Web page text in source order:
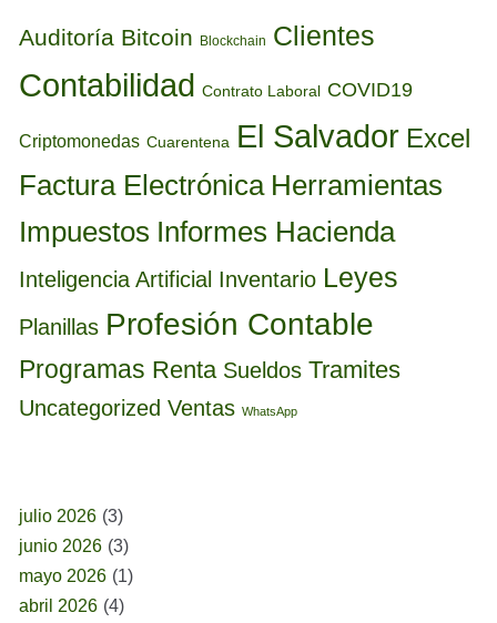
Auditoría Bitcoin Blockchain Clientes
Contabilidad Contrato Laboral COVID19
Criptomonedas Cuarentena El Salvador Excel
Factura Electrónica Herramientas
Impuestos Informes Hacienda
Inteligencia Artificial Inventario Leyes
Planillas Profesión Contable
Programas Renta Sueldos Tramites
Uncategorized Ventas WhatsApp
julio 2026 (3)
junio 2026 (3)
mayo 2026 (1)
abril 2026 (4)